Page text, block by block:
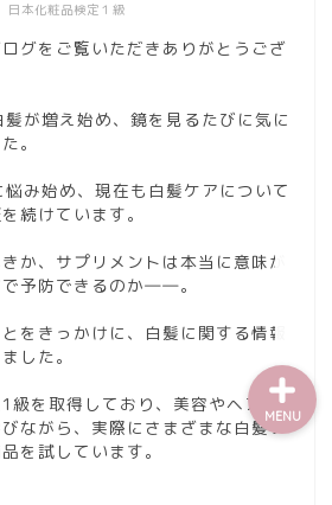
日本化粧品検定１級
グをご覧いただきありがとうござ
が増え始め、鏡を見るたびに気に
。
み始め、現在も白髪ケアについて
続けています。
か、サプリメントは本当に意味が
予防できるのか――。
をきっかけに、白髪に関する情報
した。
級を取得しており、美容やヘアケ
ながら、実際にさまざまな白髪ケ
を試しています。
MENU
お問い合わせ